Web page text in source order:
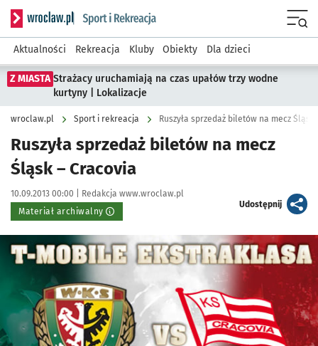
Serwis informacyjny wroclaw.pl podserwis: Sport i rekreacja
Aktualności Rekreacja Kluby Obiekty Dla dzieci
Z MIASTA Strażacy uruchamiają na czas upałów trzy wodne
kurtyny | Lokalizacje
wroclaw.pl Sport i rekreacja Ruszyła sprzedaż biletów na mecz Śląsk
Ruszyła sprzedaż biletów na mecz
Śląsk – Cracovia
Data publikacji:
10.09.2013 00:00 | Autor:
Redakcja www.wroclaw.pl
Materiał archiwalny
Udostępnijartykuł
Kliknij, aby powiększyć